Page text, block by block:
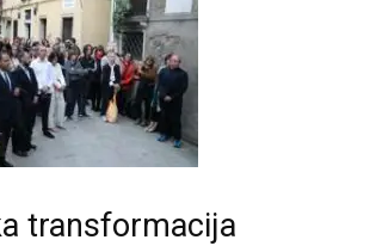
transformacija